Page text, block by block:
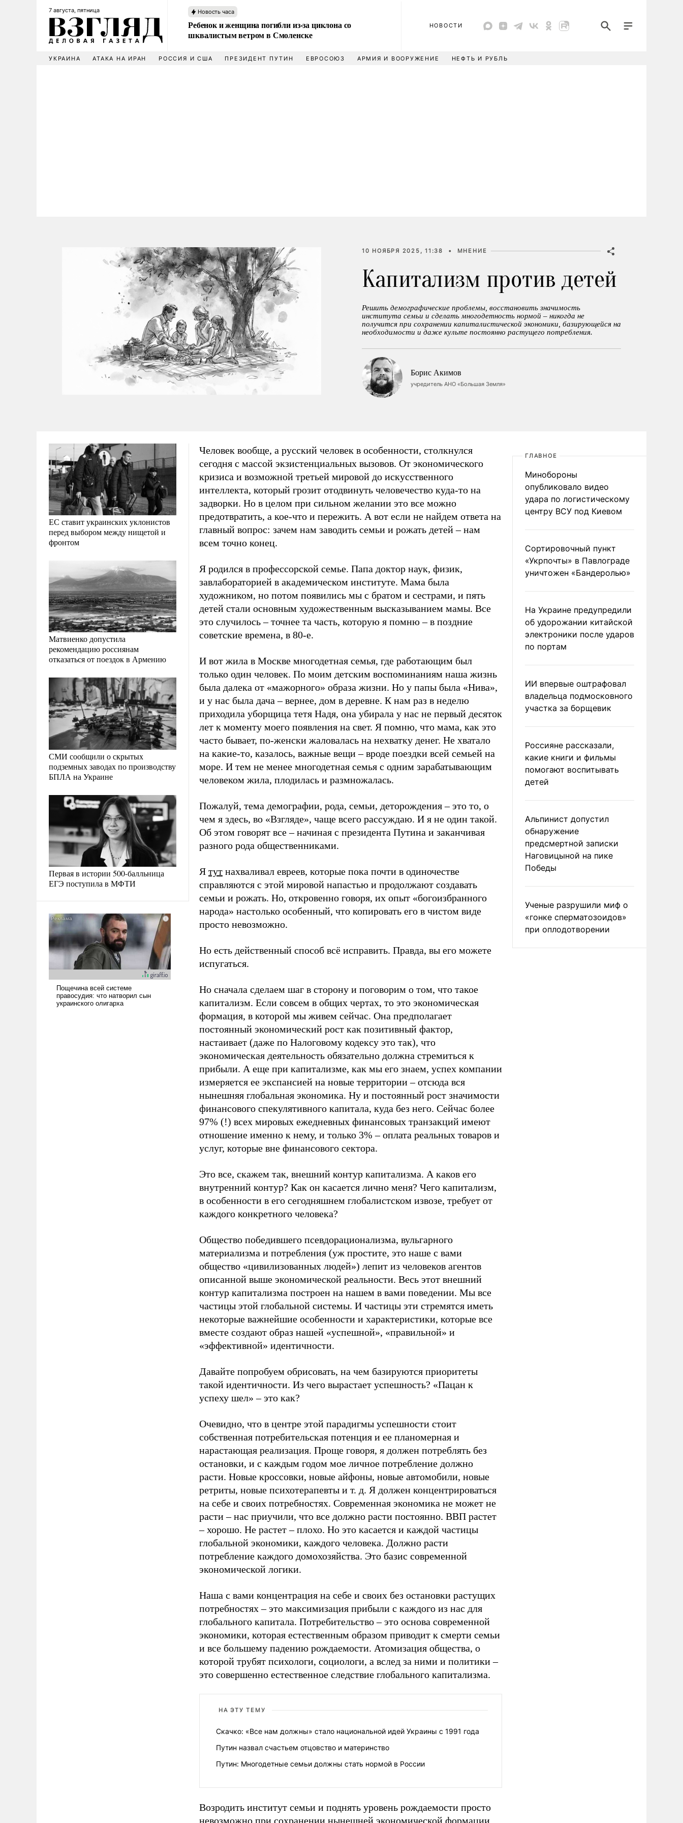
7 августа, пятница Новость часа
Ребенок и женщина погибли из-за циклона со
шквалистым ветром в Смоленске
НОВОСТИ
УКРАИНА АТАКА НА ИРАН РОССИЯ И США ПРЕЗИДЕНТ ПУТИН ЕВРОСОЮЗ АРМИЯ И ВООРУЖЕНИЕ НЕФТЬ И РУБЛЬ
10 НОЯБРЯ 2025, 11:38 • МНЕНИЕ
Капитализм против детей
Решить демографические проблемы, восстановить значимость
института семьи и сделать многодетность нормой – никогда не
получится при сохранении капиталистической экономики, базирующейся на
необходимости и даже культе постоянно растущего потребления.
Борис Акимов
учредитель АНО «Большая Земля»
ЕС ставит украинских уклонистов
перед выбором между нищетой и
фронтом
Матвиенко допустила
рекомендацию россиянам
отказаться от поездок в Армению
СМИ сообщили о скрытых
подземных заводах по производству
БПЛА на Украине
Первая в истории 500-балльница
ЕГЭ поступила в МФТИ
Человек вообще, а русский человек в особенности, столкнулся
сегодня с массой экзистенциальных вызовов. От экономического
кризиса и возможной третьей мировой до искусственного
интеллекта, который грозит отодвинуть человечество куда-то на
задворки. Но в целом при сильном желании это все можно
предотвратить, а кое-что и пережить. А вот если не найдем ответа на
главный вопрос: зачем нам заводить семьи и рожать детей – нам
всем точно конец.
Я родился в профессорской семье. Папа доктор наук, физик,
завлабораторией в академическом институте. Мама была
художником, но потом появились мы с братом и сестрами, и пять
детей стали основным художественным высказыванием мамы. Все
это случилось – точнее та часть, которую я помню – в поздние
советские времена, в 80-е.
И вот жила в Москве многодетная семья, где работающим был
только один человек. По моим детским воспоминаниям наша жизнь
была далека от «мажорного» образа жизни. Но у папы была «Нива»,
и у нас была дача – вернее, дом в деревне. К нам раз в неделю
приходила уборщица тетя Надя, она убирала у нас не первый десяток
лет к моменту моего появления на свет. Я помню, что мама, как это
часто бывает, по-женски жаловалась на нехватку денег. Не хватало
на какие-то, казалось, важные вещи – вроде поездки всей семьей на
море. И тем не менее многодетная семья с одним зарабатывающим
человеком жила, плодилась и размножалась.
Пожалуй, тема демографии, рода, семьи, деторождения – это то, о
чем я здесь, во «Взгляде», чаще всего рассуждаю. И я не один такой.
Об этом говорят все – начиная с президента Путина и заканчивая
разного рода общественниками.
Я тут нахваливал евреев, которые пока почти в одиночестве
справляются с этой мировой напастью и продолжают создавать
семьи и рожать. Но, откровенно говоря, их опыт «богоизбранного
народа» настолько особенный, что копировать его в чистом виде
просто невозможно.
Но есть действенный способ всё исправить. Правда, вы его можете
испугаться.
Но сначала сделаем шаг в сторону и поговорим о том, что такое
капитализм. Если совсем в общих чертах, то это экономическая
формация, в которой мы живем сейчас. Она предполагает
постоянный экономический рост как позитивный фактор,
настаивает (даже по Налоговому кодексу это так), что
экономическая деятельность обязательно должна стремиться к
прибыли. А еще при капитализме, как мы его знаем, успех компании
измеряется ее экспансией на новые территории – отсюда вся
нынешняя глобальная экономика. Ну и постоянный рост значимости
финансового спекулятивного капитала, куда без него. Сейчас более
97% (!) всех мировых ежедневных финансовых транзакций имеют
отношение именно к нему, и только 3% – оплата реальных товаров и
услуг, которые вне финансового сектора.
Это все, скажем так, внешний контур капитализма. А каков его
внутренний контур? Как он касается лично меня? Чего капитализм,
в особенности в его сегодняшнем глобалистском извозе, требует от
каждого конкретного человека?
Общество победившего псевдорационализма, вульгарного
материализма и потребления (уж простите, это наше с вами
общество «цивилизованных людей») лепит из человеков агентов
описанной выше экономической реальности. Весь этот внешний
контур капитализма построен на нашем в вами поведении. Мы все
частицы этой глобальной системы. И частицы эти стремятся иметь
некоторые важнейшие особенности и характеристики, которые все
вместе создают образ нашей «успешной», «правильной» и
«эффективной» идентичности.
Давайте попробуем обрисовать, на чем базируются приоритеты
такой идентичности. Из чего вырастает успешность? «Пацан к
успеху шел» – это как?
Очевидно, что в центре этой парадигмы успешности стоит
собственная потребительская потенция и ее планомерная и
нарастающая реализация. Проще говоря, я должен потреблять без
остановки, и с каждым годом мое личное потребление должно
расти. Новые кроссовки, новые айфоны, новые автомобили, новые
ретриты, новые психотерапевты и т. д. Я должен концентрироваться
на себе и своих потребностях. Современная экономика не может не
расти – нас приучили, что все должно расти постоянно. ВВП растет
– хорошо. Не растет – плохо. Но это касается и каждой частицы
глобальной экономики, каждого человека. Должно расти
потребление каждого домохозяйства. Это базис современной
экономической логики.
Наша с вами концентрация на себе и своих без остановки растущих
потребностях – это максимизация прибыли с каждого из нас для
глобального капитала. Потребительство – это основа современной
экономики, которая естественным образом приводит к смерти семьи
и все большему падению рождаемости. Атомизация общества, о
которой трубят психологи, социологи, а вслед за ними и политики –
это совершенно естественное следствие глобального капитализма.
НА ЭТУ ТЕМУ
Скачко: «Все нам должны» стало национальной идей Украины с 1991 года
Путин назвал счастьем отцовство и материнство
Путин: Многодетные семьи должны стать нормой в России
Возродить институт семьи и поднять уровень рождаемости просто
невозможно при сохранении нынешней экономической формации.
ГЛАВНОЕ
Минобороны
опубликовало видео
удара по логистическому
центру ВСУ под Киевом
Сортировочный пункт
«Укрпочты» в Павлограде
уничтожен «Бандеролью»
На Украине предупредили
об удорожании китайской
электроники после ударов
по портам
ИИ впервые оштрафовал
владельца подмосковного
участка за борщевик
Россияне рассказали,
какие книги и фильмы
помогают воспитывать
детей
Альпинист допустил
обнаружение
предсмертной записки
Наговицыной на пике
Победы
Ученые разрушили миф о
«гонке сперматозоидов»
при оплодотворении